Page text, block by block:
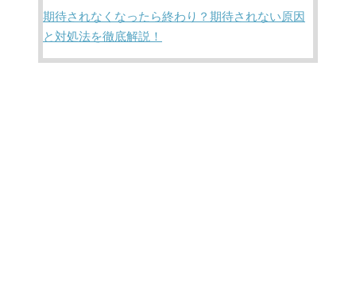
期待されなくなったら終わり？期待されない原因
と対処法を徹底解説！